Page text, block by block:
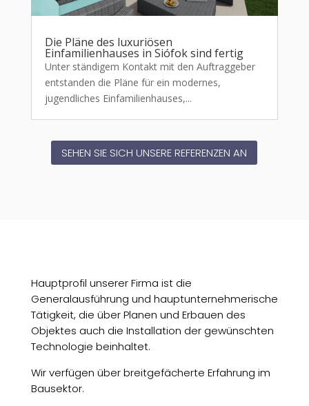
Die Pläne des luxuriösen
Einfamilienhauses in Siófok sind fertig
Unter ständigem Kontakt mit den Auftraggeber
entstanden die Pläne für ein modernes,
jugendliches Einfamilienhauses,...
SEHEN SIE SICH UNSERE REFERENZEN AN
Hauptprofil unserer Firma ist die
Generalausführung und hauptunternehmerische
Tätigkeit, die über Planen und Erbauen des
Objektes auch die Installation der gewünschten
Technologie beinhaltet.
Wir verfügen über breitgefächerte Erfahrung im
Bausektor.